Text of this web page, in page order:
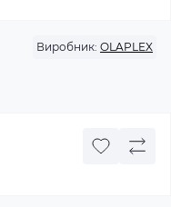
Виробник: OLAPLEX